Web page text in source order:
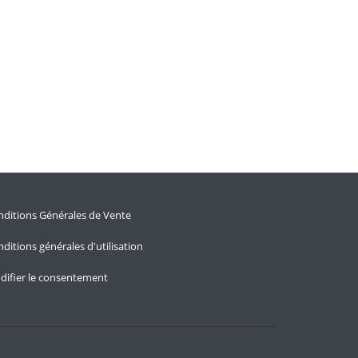
Générales de Vente
générales d'utilisation
le consentement